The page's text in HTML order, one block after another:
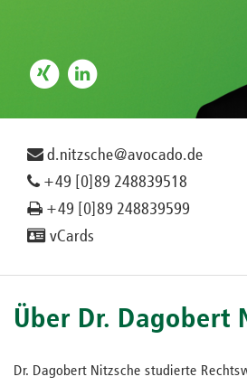
d.nitzsche@avocado.de
+49 [0]89 248839518
+49 [0]89 248839599
vCards
Über Dr. Dagobert
Dr. Dagobert Nitzsche studierte